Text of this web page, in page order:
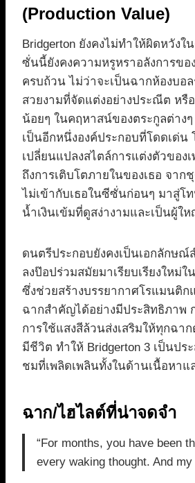
(Production Value)
Bridgerton ยังคงไม่ทำให้ผิดหวังใ
ซั่นนี้ยังคงความหรูหราอลังการขอ
ครบถ้วน ไม่ว่าจะเป็นฉากห้องบอ
สวยงามที่จัดแต่งอย่างประณีต หรือ
น้อยๆ ในคฤหาสน์ของตระกูลต่างๆ
เป็นอีกหนึ่งองค์ประกอบที่โดดเด่น
เปลี่ยนแปลงสไตล์การแต่งตัวของ
ถึงการเติบโตภายในของเธอ จาก
ไม่เข้ากับเธอในซีซั่นก่อนๆ มาสู่โ
น้ำเงินเข้มที่ดูสง่างามและเป็นผู้ใ
ดนตรีประกอบยังคงเป็นเอกลักษ
ลงป๊อปร่วมสมัยมาเรียบเรียงใหม่ใ
ซึ่งช่วยสร้างบรรยากาศโรแมนติก
ฉากสำคัญได้อย่างมีประสิทธิภาพ
การใช้แสงสีล้วนส่งเสริมให้ทุกฉา
มีชีวิต ทำให้ Bridgerton 3 เป็นปร
ชมที่เพลิดเพลินทั้งในด้านเนื้อหาแ
ฉาก/ไฮไลต์ที่น่าจดจำ
“For months, you have been
every waking thought. And my